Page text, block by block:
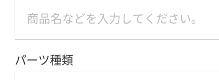
パーツ種類